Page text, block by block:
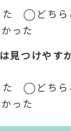
どち
った
見つけやす
どち
った